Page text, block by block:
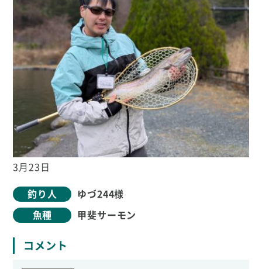
3月23日
釣り人 ゆづ244様
魚種 甲斐サーモン
コメント